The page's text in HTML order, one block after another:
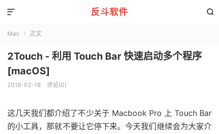
反斗软件 

Mac  正文
2Touch - 利用 Touch Bar 快速启动多个程序
[macOS]
2018-02-18 评论(0)
这几天我们都介绍了不少关于 Macbook Pro 上 Touch Bar
的小工具，那就不要让它停下来。今天我们继续会为大家介